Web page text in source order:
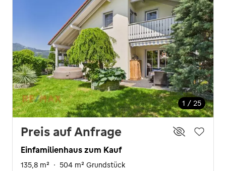
1 / 25
Preis auf Anfrage
Einfamilienhaus zum Kauf
135,8 m² · 504 m² Grundstück